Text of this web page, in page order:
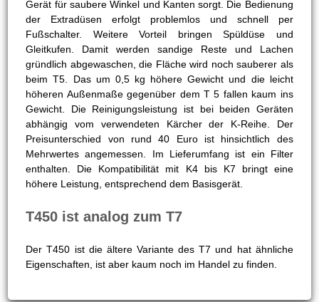
Gerät für saubere Winkel und Kanten sorgt. Die Bedienung
der Extradüsen erfolgt problemlos und schnell per
Fußschalter. Weitere Vorteil bringen Spüldüse und
Gleitkufen. Damit werden sandige Reste und Lachen
gründlich abgewaschen, die Fläche wird noch sauberer als
beim T5. Das um 0,5 kg höhere Gewicht und die leicht
höheren Außenmaße gegenüber dem T 5 fallen kaum ins
Gewicht. Die Reinigungsleistung ist bei beiden Geräten
abhängig vom verwendeten Kärcher der K-Reihe. Der
Preisunterschied von rund 40 Euro ist hinsichtlich des
Mehrwertes angemessen. Im Lieferumfang ist ein Filter
enthalten. Die Kompatibilität mit K4 bis K7 bringt eine
höhere Leistung, entsprechend dem Basisgerät.
T450 ist analog zum T7
Der T450 ist die ältere Variante des T7 und hat ähnliche
Eigenschaften, ist aber kaum noch im Handel zu finden.